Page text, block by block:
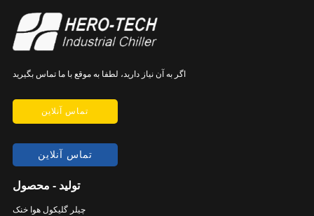
اگر به آن نیاز دارید، لطفا به موقع با ما تماس بگیرید
تماس آنلاین
تماس آنلاین
تولید - محصول
چیلر گلیکول هوا خنک